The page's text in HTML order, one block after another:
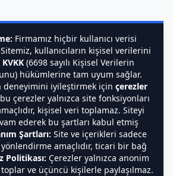
Firmamız hiçbir kullanıcı verisi
kullanıcıların kişisel verilerini
KVKK(6698 sayılı Kişisel Verilerin
hükümlerine tam uyum sağlar.
deneyimini iyileştirmek için çerezler
çerezler yalnızca site fonksiyonları
kişisel veri toplamaz. Siteyi
ederek bu şartları kabul etmiş
Şartları: Site ve içerikleri sadece
amaçlıdır, ticari bir bağ
Politikası: Çerezler yalnızca anonim
ve üçüncü kişilerle paylaşılmaz.